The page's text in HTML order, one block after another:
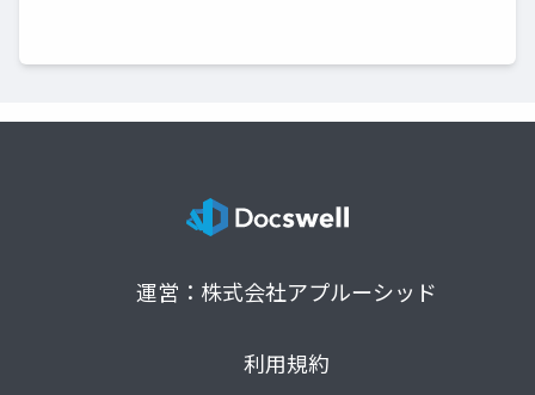
運営：株式会社アプルーシッド
利用規約